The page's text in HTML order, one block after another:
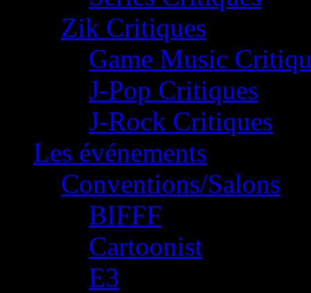
Zik Critiques
Game Music
J-Pop Critiques
J-Rock Critiques
Les événements
Conventions/Salons
BIFFF
Cartoonist
E3